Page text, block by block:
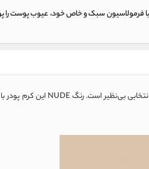
با فرمولاسیون سبک و خاص خود، عیوب
انتخابی بی‌نظیر است. رنگ NUDE این کرم پودر با